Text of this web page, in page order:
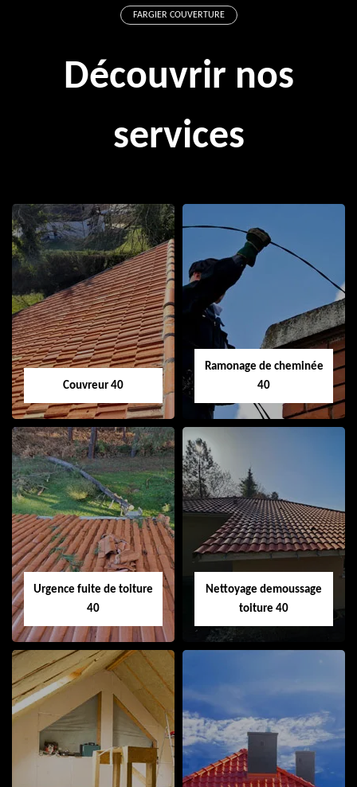
FARGIER COUVERTURE
Découvrir nos
services
Couvreur 40
Couvreur 40
Ramonage de cheminée
40
Ramonage de
cheminée 40
Urgence fuite de toiture
40
Urgence fuite de
toiture 40
Nettoyage demoussage
toiture 40
Nettoyage
demoussage
toiture 40